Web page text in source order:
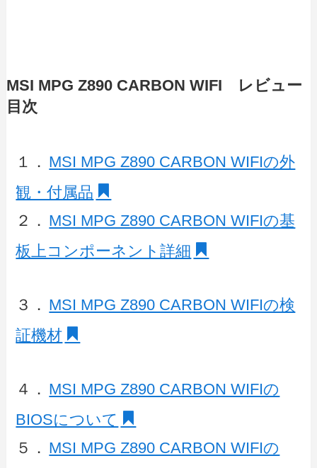
MSI MPG Z890 CARBON WIFI レビュー
目次
１． MSI MPG Z890 CARBON WIFIの外
観・付属品
２． MSI MPG Z890 CARBON WIFIの基
板上コンポーネント詳細
３． MSI MPG Z890 CARBON WIFIの検
証機材
４． MSI MPG Z890 CARBON WIFIの
BIOSについて
５． MSI MPG Z890 CARBON WIFIの